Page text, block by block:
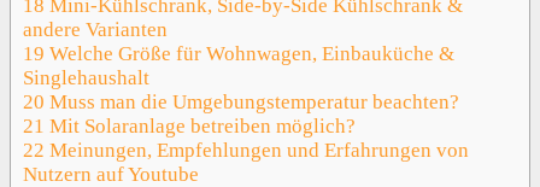
18 Mini-Kühlschrank, Side-by-Side Kühlschrank &
andere Varianten
19 Welche Größe für Wohnwagen, Einbauküche &
Singlehaushalt
20 Muss man die Umgebungstemperatur beachten?
21 Mit Solaranlage betreiben möglich?
22 Meinungen, Empfehlungen und Erfahrungen von
Nutzern auf Youtube